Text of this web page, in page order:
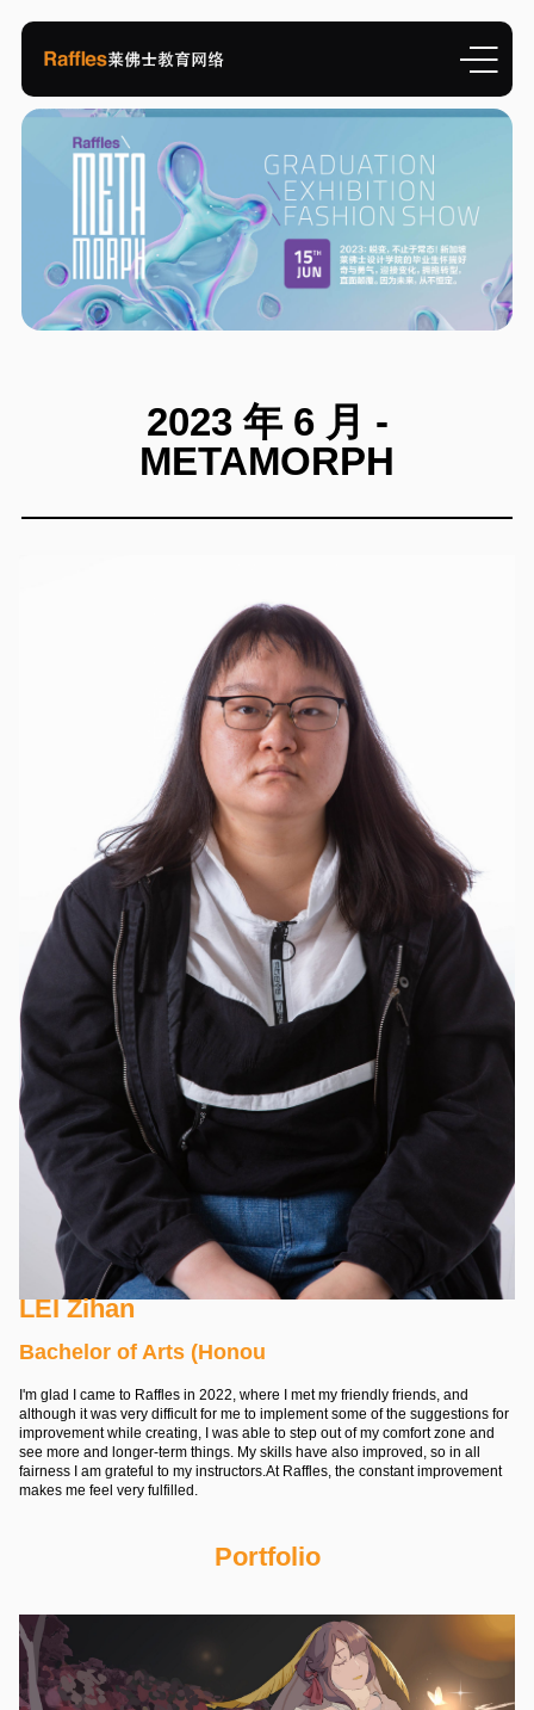
2023 年 6 月 -
METAMORPH
LEI Zihan
Bachelor of Arts (Honou
I'm glad I came to Raffles in 2022, where I met my friendly friends, and
although it was very difficult for me to implement some of the suggestions for
improvement while creating, I was able to step out of my comfort zone and
see more and longer-term things. My skills have also improved, so in all
fairness I am grateful to my instructors.At Raffles, the constant improvement
makes me feel very fulfilled.
Portfolio